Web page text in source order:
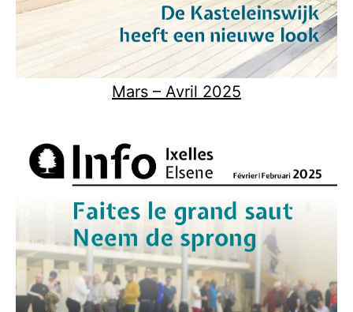
Mars – Avril 2025